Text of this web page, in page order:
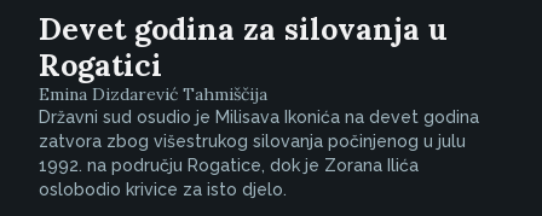
Devet godina za silovanja u
Rogatici
Emina Dizdarević Tahmiščija
Državni sud osudio je Milisava Ikonića na devet godina
zatvora zbog višestrukog silovanja počinjenog u julu
1992. na području Rogatice, dok je Zorana Ilića
oslobodio krivice za isto djelo.